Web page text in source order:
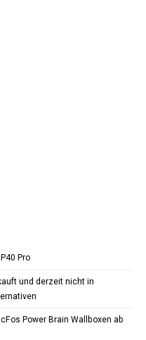
Pro
und derzeit nicht in
Power Brain Wallboxen ab